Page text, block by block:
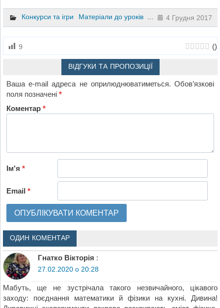
Конкурси та ігри Матеріали до уроків Позакласні заходи
4 Грудня 2017
9 ()
ВІДГУКИ ТА ПРОПОЗИЦІЇ
Ваша e-mail адреса не оприлюднюватиметься. Обов’язкові
поля позначені*
Коментар*
Ім'я*
Email*
ОДИН КОМЕНТАР
Гнатко Вікторія :
27.02.2020 о 20:28
Мабуть, ще не зустрічала такого незвичайного, цікавого
заходу: поєднання математики й фізики на кухні. Дивина!